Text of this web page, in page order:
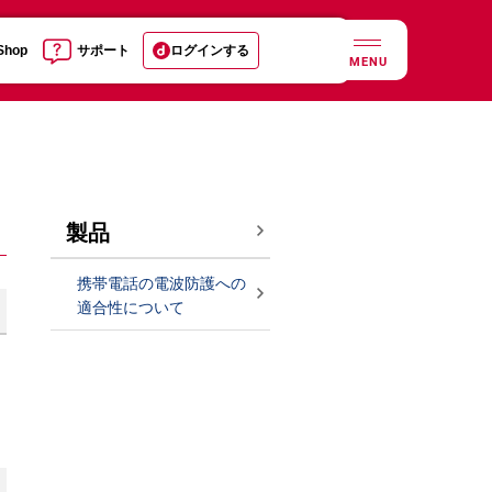
サポート ログインする
MENU
製品
携帯電話の電波防護への
適合性について